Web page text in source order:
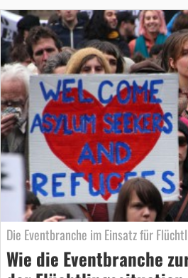
Die Eventbranche im Einsatz für
Wie die Eventbranche